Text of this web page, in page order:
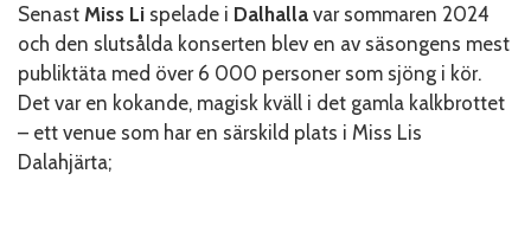
Senast Miss Li spelade i Dalhalla var sommaren 2024
och den slutsålda konserten blev en av säsongens mest
publiktäta med över 6 000 personer som sjöng i kör.
Det var en kokande, magisk kväll i det gamla kalkbrottet
– ett venue som har en särskild plats i Miss Lis
Dalahjärta;